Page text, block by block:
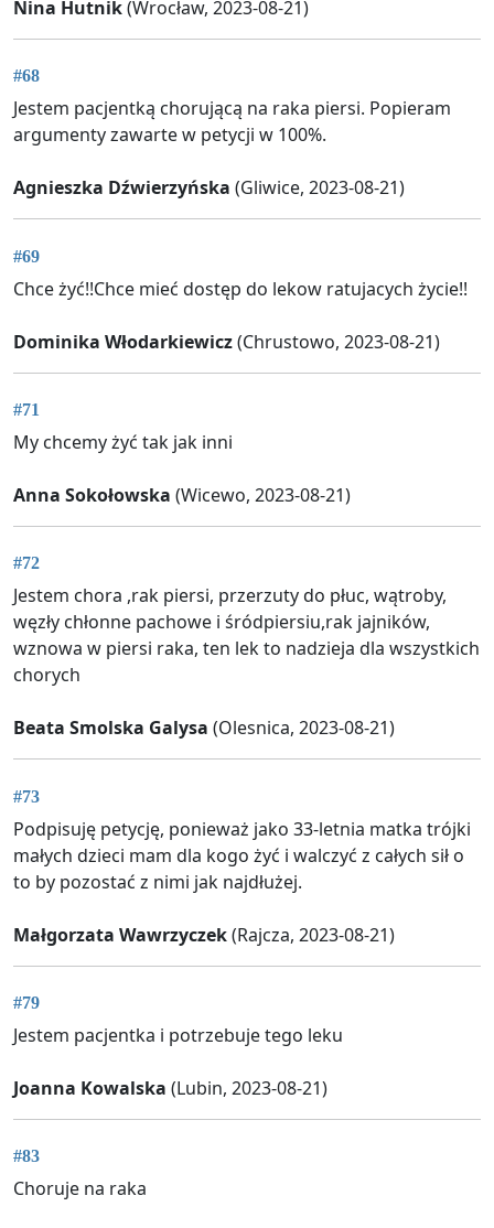
Nina Hutnik(Wrocław, 2023-08-21)
#68
Jestem pacjentką chorującą na raka piersi. Popieram
argumenty zawarte w petycji w 100%.
Agnieszka Dźwierzyńska (Gliwice, 2023-08-21)
#69
Chce żyć!!Chce mieć dostęp do lekow ratujacych życie!!
Dominika Włodarkiewicz(Chrustowo, 2023-08-21)
#71
My chcemy żyć tak jak inni
Anna Sokołowska (Wicewo, 2023-08-21)
#72
Jestem chora ,rak piersi, przerzuty do płuc, wątroby,
węzły chłonne pachowe i śródpiersiu,rak jajników,
wznowa w piersi raka, ten lek to nadzieja dla wszystkich
chorych
Beata Smolska Galysa (Olesnica, 2023-08-21)
#73
Podpisuję petycję, ponieważ jako 33-letnia matka trójki
małych dzieci mam dla kogo żyć i walczyć z całych sił o
to by pozostać z nimi jak najdłużej.
Małgorzata Wawrzyczek(Rajcza, 2023-08-21)
#79
Jestem pacjentka i potrzebuje tego leku
Joanna Kowalska (Lubin, 2023-08-21)
#83
Choruje na raka